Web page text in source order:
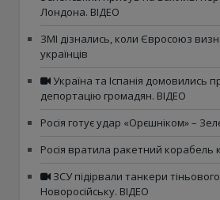
Лондона. ВІДЕО
ЗМІ дізнались, коли Євросоюз
українців
Україна та Іспанія домовились
депортацію громадян. ВІДЕО
Росія готує удар «Орєшніком» –
Росія вратила ракетний корабель
ЗСУ підірвали танкери
Новоросійську. ВІДЕО